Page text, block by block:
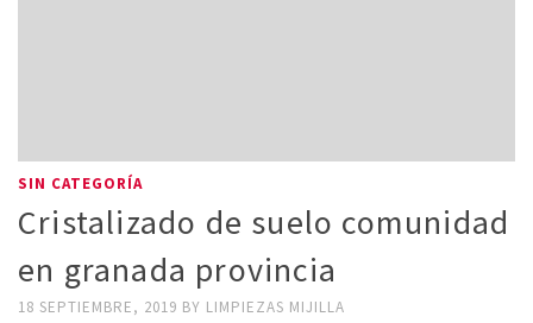
SIN CATEGORÍA
Cristalizado de suelo comunidad
en granada provincia
18 SEPTIEMBRE, 2019 BY LIMPIEZAS MIJILLA